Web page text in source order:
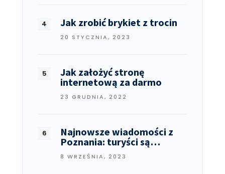
Jak zrobić brykiet z trocin
20 STYCZNIA, 2023
Jak założyć stronę
internetową za darmo
23 GRUDNIA, 2022
Najnowsze wiadomości z
Poznania: turyści są…
8 WRZEŚNIA, 2023